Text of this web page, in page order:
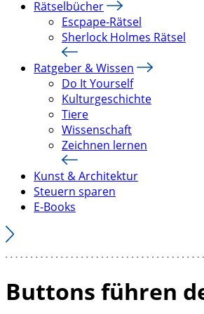
Rätselbücher
Escpape-Rätsel
Sherlock Holmes Rätsel
Ratgeber & Wissen
Do It Yourself
Kulturgeschichte
Tiere
Wissenschaft
Zeichnen lernen
Kunst & Architektur
Steuern sparen
E-Books
Buttons führen